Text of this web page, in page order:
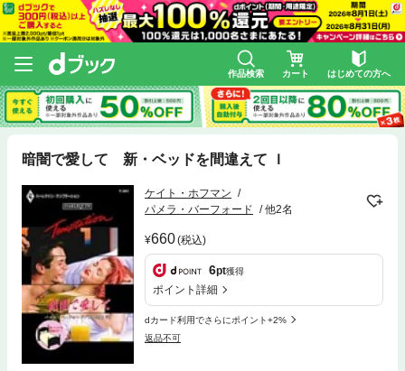
作品検索 カート はじめての方へ
暗闇で愛して 新・ベッドを間違えて Ｉ
ケイト・ホフマン
パメラ・バーフォード
他2名
660(税込)
6pt獲得
ポイント詳細
dカード利用でさらにポイント+2%
返品不可